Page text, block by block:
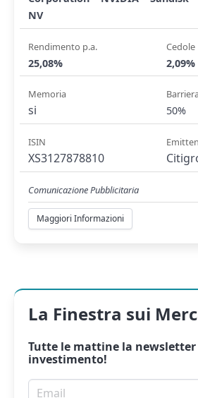
NV
Rendimento p.a.
25,08%
Cedole
2,09%
Memoria
si 50%
ISIN
XS3127878810
Comunicazione Pubblicitaria
Maggiori Informazioni
La Finestra sui
Tutte le mattine la newsletter
investimento!
Email per newsletter